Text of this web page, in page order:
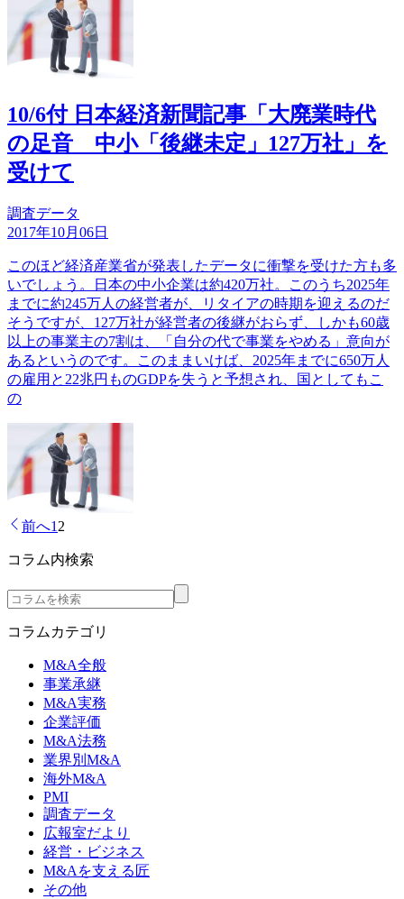
10/6付 日本経済新聞記事「大廃業時代
の足音 中小「後継未定」127万社」を
受けて
調査データ
2017年10月06日
このほど経済産業省が発表したデータに衝撃を受けた方も多
いでしょう。日本の中小企業は約420万社。このうち2025年
までに約245万人の経営者が、リタイアの時期を迎えるのだ
そうですが、127万社が経営者の後継がおらず、しかも60歳
以上の事業主の7割は、「自分の代で事業をやめる」意向が
あるというのです。このままいけば、2025年までに650万人
の雇用と22兆円ものGDPを失うと予想され、国としてもこ
の
前へ1 2
コラム内検索
コラムカテゴリ
M&A全般
事業承継
M&A実務
企業評価
M&A法務
業界別M&A
海外M&A
PMI
調査データ
広報室だより
経営・ビジネス
M&Aを支える匠
その他